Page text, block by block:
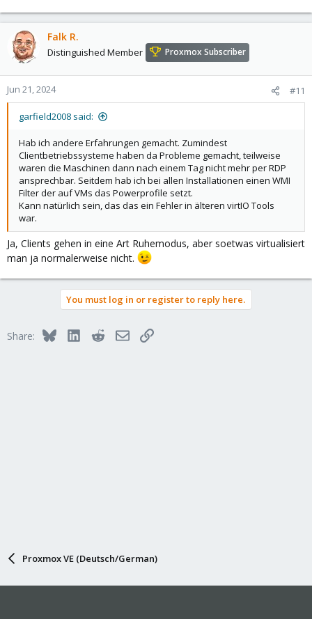
Falk R.
Distinguished Member Proxmox Subscriber
Jun 21, 2024 #11
garfield2008 said:
Hab ich andere Erfahrungen gemacht. Zumindest
Clientbetriebssysteme haben da Probleme gemacht, teilweise
waren die Maschinen dann nach einem Tag nicht mehr per RDP
ansprechbar. Seitdem hab ich bei allen Installationen einen WMI
Filter der auf VMs das Powerprofile setzt.
Kann natürlich sein, das das ein Fehler in älteren virtIO Tools
war.
Ja, Clients gehen in eine Art Ruhemodus, aber soetwas virtualisiert
man ja normalerweise nicht.
You must log in or register to reply here.
Share: BlueskyLinkedInRedditEmailLink
Proxmox VE (Deutsch/German)